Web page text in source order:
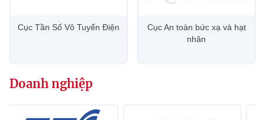
Cục Tần Số Vô Tuyến Điện
Cục An toàn bức xạ và hạt
nhân
Doanh nghiệp